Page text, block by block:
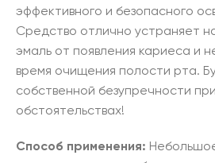
эффективного и безопасного
Средство отлично устраняет
эмаль от появления кариеса и
время очищения полости рта.
собственной безупречности
обстоятельствах!
Способ применения: